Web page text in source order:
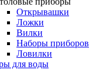
Открывашки
Ложки
Вилки
Наборы приборов
Ловилки
для воды